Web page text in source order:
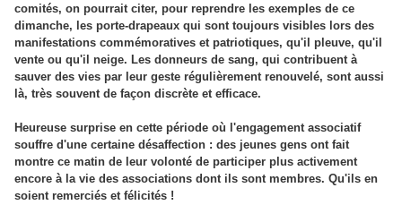
comités, on pourrait citer, pour reprendre les exemples de ce
dimanche, les porte-drapeaux qui sont toujours visibles lors des
manifestations commémoratives et patriotiques, qu'il pleuve, qu'il
vente ou qu'il neige. Les donneurs de sang, qui contribuent à
sauver des vies par leur geste régulièrement renouvelé, sont aussi
là, très souvent de façon discrète et efficace.
Heureuse surprise en cette période où l'engagement associatif
souffre d'une certaine désaffection : des jeunes gens ont fait
montre ce matin de leur volonté de participer plus activement
encore à la vie des associations dont ils sont membres. Qu'ils en
soient remerciés et félicités !